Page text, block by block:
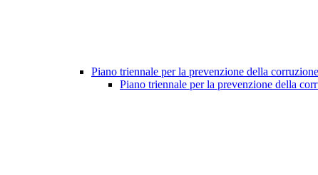
Piano triennale per la prevenzione della
Piano triennale per la prevenzione della